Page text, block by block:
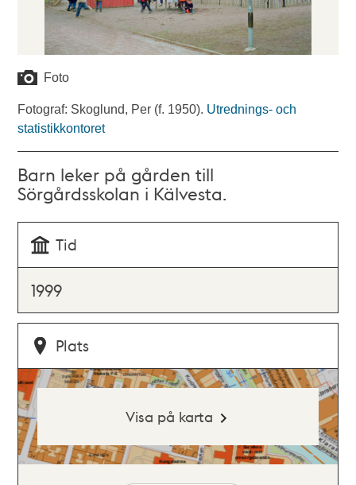
Foto
Fotograf: Skoglund, Per (f. 1950). Utrednings- och
statistikkontoret
Barn leker på gården till
Sörgårdsskolan i Kälvesta.
Tid
1999
Plats
Visa på karta